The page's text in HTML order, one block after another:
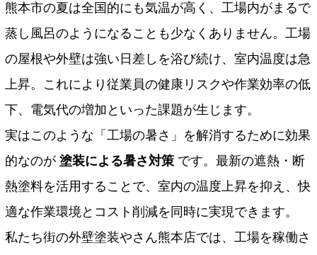
熊本市の夏は全国的にも気温が高く、工場内がまるで
蒸し風呂のようになることも少なくありません。工場
の屋根や外壁は強い日差しを浴び続け、室内温度は急
上昇。これにより従業員の健康リスクや作業効率の低
下、電気代の増加といった課題が生じます。
実はこのような「工場の暑さ」を解消するために効果
的なのが 塗装による暑さ対策 です。最新の遮熱・断
熱塗料を活用することで、室内の温度上昇を抑え、快
適な作業環境とコスト削減を同時に実現できます。
私たち街の外壁塗装やさん熊本店では、工場を稼働さ